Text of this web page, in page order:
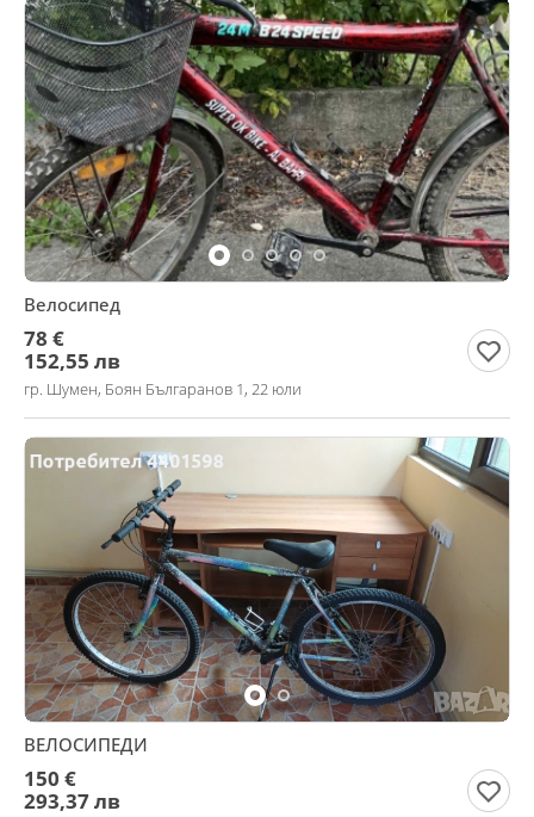
Велосипед
78 €
152,55 лв
гр. Шумен, Боян Българанов 1, 22 юли
ВЕЛОСИПЕДИ
150 €
293,37 лв